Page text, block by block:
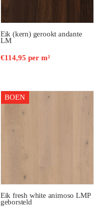
Eik (kern) gerookt andante
LM
€114,95 per m²
BOEN
Eik fresh white animoso LMP
geborsteld